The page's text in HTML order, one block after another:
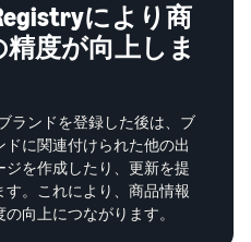
により商
度が向上しま
ランドを登録した後は、ブ
に関連付けられた他の出
を作成したり、更新を提
。これにより、商品情報
向上につながります。